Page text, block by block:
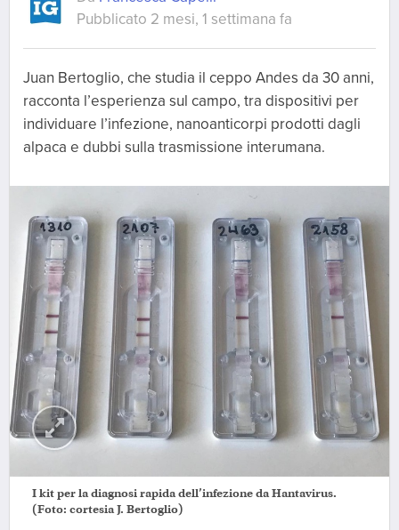
Pubblicato 2 mesi, 1 settimana fa
Juan Bertoglio, che studia il ceppo Andes da 30 anni,
racconta l’esperienza sul campo, tra dispositivi per
individuare l’infezione, nanoanticorpi prodotti dagli
alpaca e dubbi sulla trasmissione interumana.
I kit per la diagnosi rapida dell’infezione da Hantavirus.
(Foto: cortesia J. Bertoglio)